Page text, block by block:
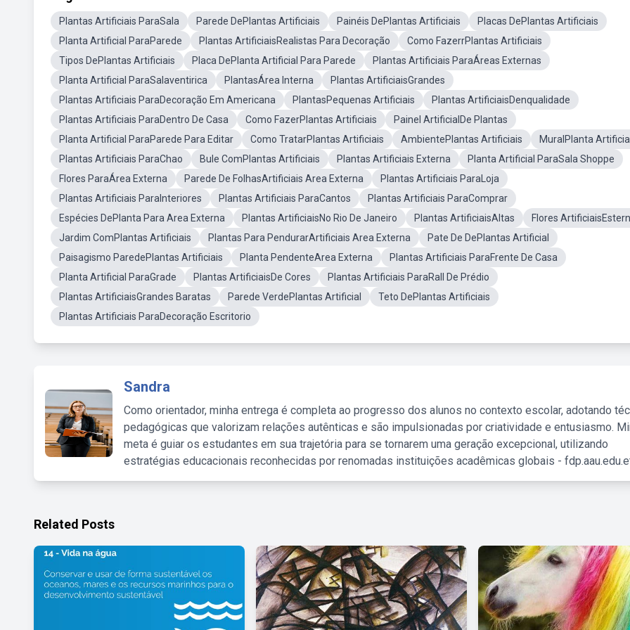
Plantas Artificiais ParaSala Parede DePlantas Artificiais Painéis DePlantas Artificiais
Placas DePlantas Artificiais
Planta Artificial ParaParede
Plantas ArtificiaisRealistas Para Decoração
Como FazerrPlantas Artificiais
Tipos DePlantas Artificiais
Placa DePlanta Artificial Para Parede
Plantas Artificiais ParaÁreas Externas
Planta Artificial ParaSalaventirica
PlantasÁrea Interna
Plantas ArtificiaisGrandes
Plantas Artificiais ParaDecoração Em Americana
PlantasPequenas Artificiais
Plantas ArtificiaisDenqualidade
Plantas Artificiais ParaDentro De Casa
Como FazerPlantas Artificiais
Painel ArtificialDe Plantas
Planta Artificial ParaParede Para Editar
Como TratarPlantas Artificiais AmbientePlantas Artificiais
MuralPlanta
Plantas Artificiais ParaChao
Bule ComPlantas Artificiais Plantas Artificiais Externa
Planta Artificial ParaSala Shoppe
Flores ParaÁrea Externa
Parede De FolhasArtificiais Area Externa
Plantas Artificiais ParaLoja
Plantas Artificiais ParaInteriores
Plantas Artificiais ParaCantos
Plantas Artificiais ParaComprar
Espécies DePlanta Para Area Externa
Plantas ArtificiaisNo Rio De Janeiro Plantas ArtificiaisAltas
Flores
Jardim ComPlantas Artificiais
Plantas Para PendurarArtificiais Area Externa
Pate De DePlantas Artificial
Paisagismo ParedePlantas Artificiais
Planta PendenteArea Externa
Plantas Artificiais ParaFrente De Casa
Planta Artificial ParaGrade
Plantas ArtificiaisDe Cores
Plantas Artificiais ParaRall De Prédio
Plantas ArtificiaisGrandes Baratas
Parede VerdePlantas Artificial
Teto DePlantas Artificiais
Plantas Artificiais ParaDecoração Escritorio
Sandra
Como orientador, minha entrega é completa ao progresso dos alunos no contexto escolar, adotando
pedagógicas que valorizam relações autênticas e são impulsionadas por criatividade e entusiasmo.
meta é guiar os estudantes em sua trajetória para se tornarem uma geração excepcional, utilizando
estratégias educacionais reconhecidas por renomadas instituições acadêmicas globais -
Related Posts